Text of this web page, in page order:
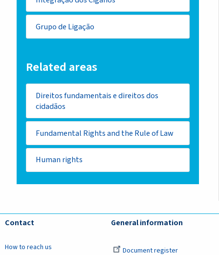
Grupo de Ligação
Related areas
Direitos fundamentais e direitos dos
cidadãos
Fundamental Rights and the Rule of Law
Human rights
Contact
How to reach us
General information
Document register